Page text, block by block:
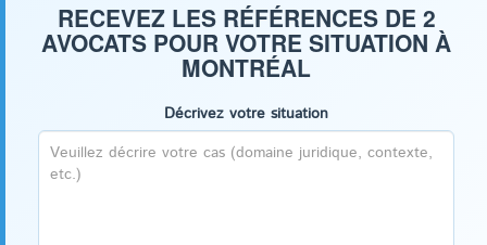
RECEVEZ LES RÉFÉRENCES DE 2
AVOCATS POUR VOTRE SITUATION À
MONTRÉAL
Décrivez votre situation